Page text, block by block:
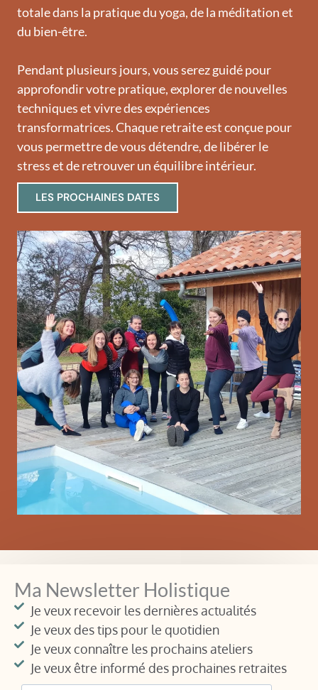
totale dans la pratique du yoga, de la méditation et
du bien-être.
Pendant plusieurs jours, vous serez guidé pour
approfondir votre pratique, explorer de nouvelles
techniques et vivre des expériences
transformatrices. Chaque retraite est conçue pour
vous permettre de vous détendre, de libérer le
stress et de retrouver un équilibre intérieur.
LES PROCHAINES DATES
Ma Newsletter Holistique
Je veux recevoir les dernières actualités
Je veux des tips pour le quotidien
Je veux connaître les prochains ateliers
Je veux être informé des prochaines retraites